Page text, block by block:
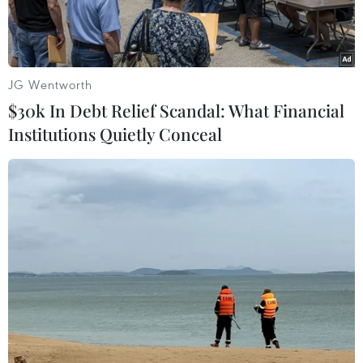
Ngân hàng Nhà nước vừa chính thức thông qua
phương án tăng vốn bằng trả cổ tức, tỷ lệ
25,77%, đã được đại hội đồng cổ đông của BIDV
thông qua mới đây.
JG Wentworth
$30k In Debt Relief Scandal: What Financial
Institutions Quietly Conceal